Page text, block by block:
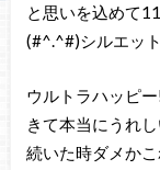
と思いを込めて
(#^.^#)シルエッ
ウルトラハッピ
きて本当にうれ
続いた時ダメか